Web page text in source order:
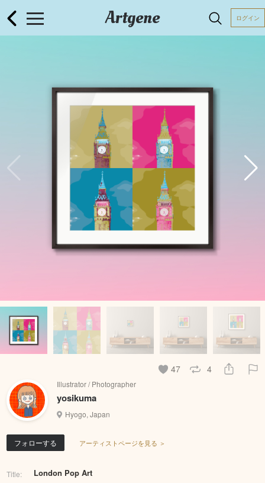
Artgene ログイン
47 4
Illustrator / Photographer
yosikuma
Hyogo, Japan
フォローする アーティストページを見る ＞
Title: London Pop Art